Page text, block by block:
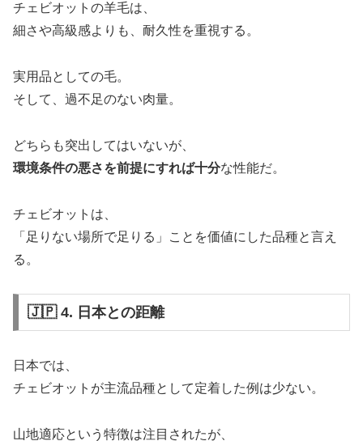
チェビオットの羊毛は、
細さや高級感よりも、耐久性を重視する。
実用品としての毛。
そして、過不足のない肉量。
どちらも突出してはいないが、
環境条件の悪さを前提にすれば十分な性能だ。
チェビオットは、
「足りない場所で足りる」ことを価値にした品種と言え
る。
🇯🇵 4. 日本との距離
日本では、
チェビオットが主流品種として定着した例は少ない。
山地適応という特徴は注目されたが、